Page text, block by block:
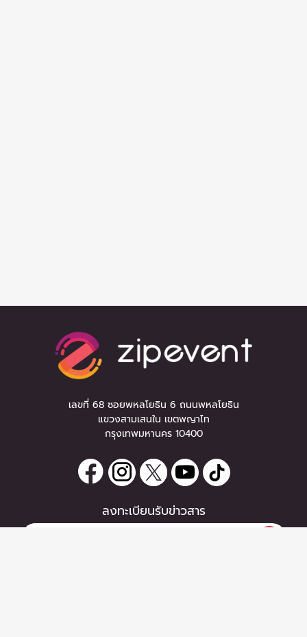
เลขที่ 68 ซอยพหลโยธิน 6 ถนนพหลโยธิน
แขวงสามเสนใน เขตพญาไท
กรุงเทพมหานคร 10400
ลงทะเบียนรับข่าวสาร